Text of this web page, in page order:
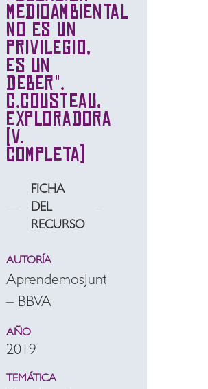
medioambiental
no es un
privilegio,
es un
deber".
C.Cousteau,
exploradora
(V.
Completa)
FICHA
DEL
RECURSO
AUTORÍA
AprendemosJuntos
– BBVA
AÑO
2019
TEMÁTICA